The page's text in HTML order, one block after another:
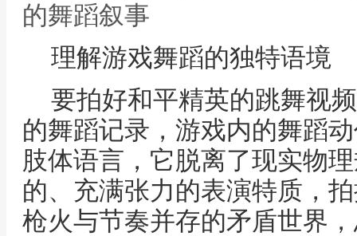
的舞蹈叙事
理解游戏舞蹈的独特语境
要拍好和平精英的跳舞视
的舞蹈记录，游戏内的舞蹈
肢体语言，它脱离了现实物
的、充满张力的表演特质，
枪火与节奏并存的矛盾世界